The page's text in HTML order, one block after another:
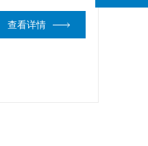
查看详情